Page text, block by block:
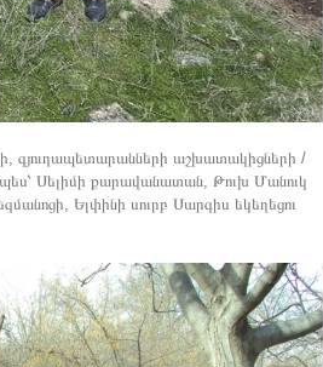
գյուղապետարանների աշխատակիցների /
Սելիմի քարավանատան, Թուխ Մանուկ
Ելփինի սուրբ Սարգիս եկեղեցու